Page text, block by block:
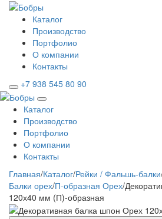
Каталог
Производство
Портфолио
О компании
Контакты
+7 938 545 80 90
Каталог
Производство
Портфолио
О компании
Контакты
Главная/Каталог/Рейки / Фальшь-балки
Балки орех/П-образная Орех/
120х40 мм (П)-образная